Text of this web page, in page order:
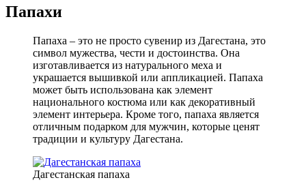
Папахи
Папаха – это не просто сувенир из Дагестана, это
символ мужества, чести и достоинства. Она
изготавливается из натурального меха и
украшается вышивкой или аппликацией. Папаха
может быть использована как элемент
национального костюма или как декоративный
элемент интерьера. Кроме того, папаха является
отличным подарком для мужчин, которые ценят
традиции и культуру Дагестана.
Дагестанская папаха